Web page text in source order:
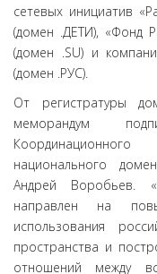
сетевых инициатив
(домен .ДЕТИ), «Фонд
(домен .SU) и
(домен .РУС).
От регистратуры
меморандум
национального
Андрей Воробьев.
направлен на
использования
пространства и
отношений между